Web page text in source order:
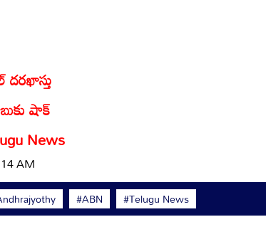
షాక్‌
News
AM
#ABN #Telugu News